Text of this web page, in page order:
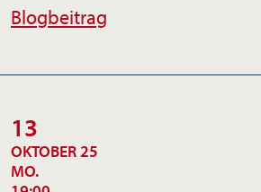
Blogbeitrag
13
OKTOBER 25
MO.